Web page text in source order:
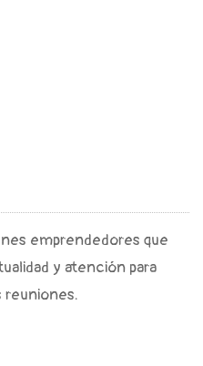
emprendedores que
y atención para
reuniones.